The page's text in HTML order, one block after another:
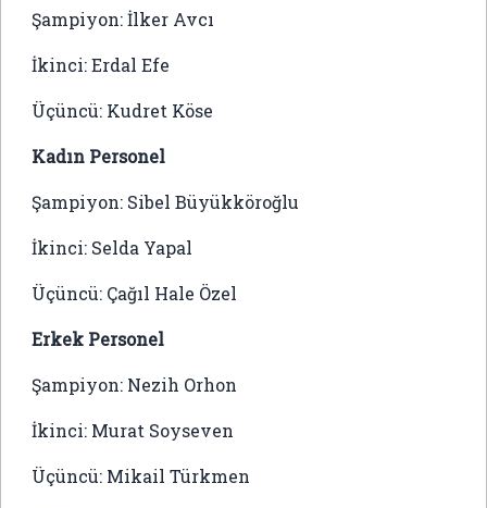
Şampiyon: İlker Avcı
İkinci: Erdal Efe
Üçüncü: Kudret Köse
Kadın Personel
Şampiyon: Sibel Büyükköroğlu
İkinci: Selda Yapal
Üçüncü: Çağıl Hale Özel
Erkek Personel
Şampiyon: Nezih Orhon
İkinci: Murat Soyseven
Üçüncü: Mikail Türkmen